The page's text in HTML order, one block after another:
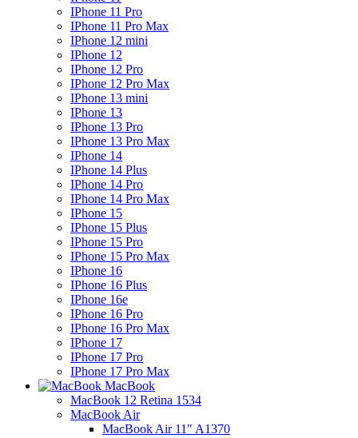
IPhone 11 Pro
IPhone 11 Pro Max
IPhone 12 mini
IPhone 12
IPhone 12 Pro
IPhone 12 Pro Max
IPhone 13 mini
IPhone 13
IPhone 13 Pro
IPhone 13 Pro Max
IPhone 14
IPhone 14 Plus
IPhone 14 Pro
IPhone 14 Pro Max
IPhone 15
IPhone 15 Plus
IPhone 15 Pro
IPhone 15 Pro Max
IPhone 16
IPhone 16 Plus
IPhone 16e
IPhone 16 Pro
IPhone 16 Pro Max
IPhone 17
IPhone 17 Pro
IPhone 17 Pro Max
MacBook
MacBook 12 Retina 1534
MacBook Air
MacBook Air 11" A1370